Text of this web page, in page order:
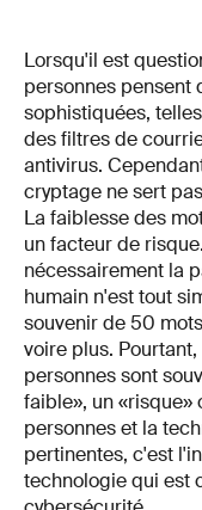
Lorsqu'il est
personnes pensent
sophistiquées,
des filtres de
antivirus.
cryptage ne sert
La faiblesse des
un facteur de
nécessairement la
humain n'est tout
souvenir de 50
voire plus.
personnes sont
faible», un «risque»
personnes et la
pertinentes, c'est
technologie qui est